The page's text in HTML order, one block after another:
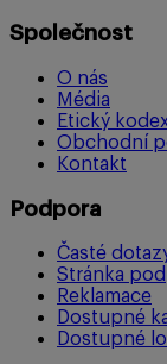
Společnost
O nás
Média
Etický
Obchodní
Kontakt
Podpora
Časté
Stránka
Reklamace
Dostupné
Dostupné